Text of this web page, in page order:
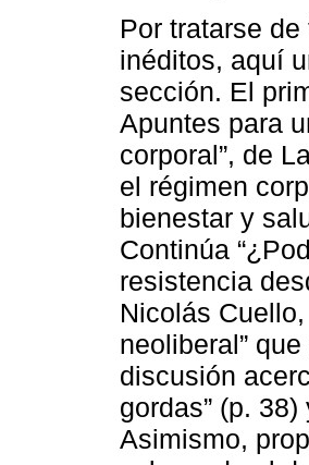
Por tratarse
inéditos, aquí
sección. El
Apuntes para
corporal”, de
el régimen
bienestar y
Continúa
resistencia
Nicolás
neoliberal”
discusión
gordas” (p.
Asimismo,